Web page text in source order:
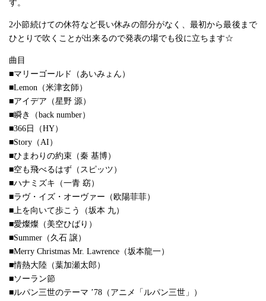
す。
2小節続けての休符など長い休みの部分がなく、最初から最後まで
ひとりで吹くことが出来るので発表の場でも役に立ちます☆
曲目
■マリーゴールド（あいみょん）
■Lemon（米津玄師）
■アイデア（星野 源）
■瞬き（back number）
■366日（HY）
■Story（AI）
■ひまわりの約束（秦 基博）
■空も飛べるはず（スピッツ）
■ハナミズキ（一青 窈）
■ラヴ・イズ・オーヴァー（欧陽菲菲）
■上を向いて歩こう（坂本 九）
■愛燦燦（美空ひばり）
■Summer（久石 譲）
■Merry Christmas Mr. Lawrence（坂本龍一）
■情熱大陸（葉加瀬太郎）
■ソーラン節
■ルパン三世のテーマ ’78（アニメ「ルパン三世」）